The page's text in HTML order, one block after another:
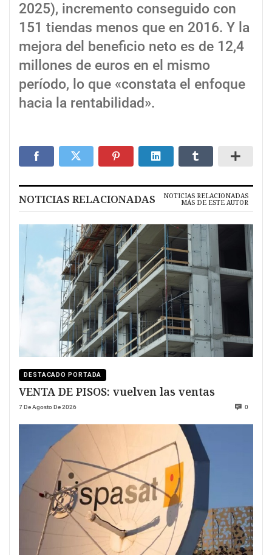
2025), incremento conseguido con
151 tiendas menos que en 2016. Y la
mejora del beneficio neto es de 12,4
millones de euros en el mismo
período, lo que «constata el enfoque
hacia la rentabilidad».
NOTICIAS RELACIONADAS NOTICIAS RELACIONADAS
MÁS DE ESTE AUTOR
DESTACADO PORTADA
VENTA DE PISOS: vuelven las ventas
7 De Agosto De 2026 0